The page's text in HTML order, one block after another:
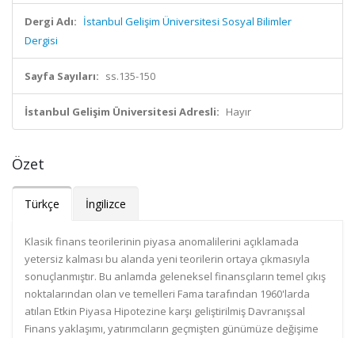
Dergi Adı: İstanbul Gelişim Üniversitesi Sosyal Bilimler
Dergisi
Sayfa Sayıları: ss.135-150
İstanbul Gelişim Üniversitesi Adresli: Hayır
Özet
Türkçe İngilizce
Klasik finans teorilerinin piyasa anomalilerini açıklamada
yetersiz kalması bu alanda yeni teorilerin ortaya çıkmasıyla
sonuçlanmıştır. Bu anlamda geleneksel finansçıların temel çıkış
noktalarından olan ve temelleri Fama tarafından 1960'larda
atılan Etkin Piyasa Hipotezine karşı geliştirilmiş Davranışsal
Finans yaklaşımı, yatırımcıların geçmişten günümüze değişime